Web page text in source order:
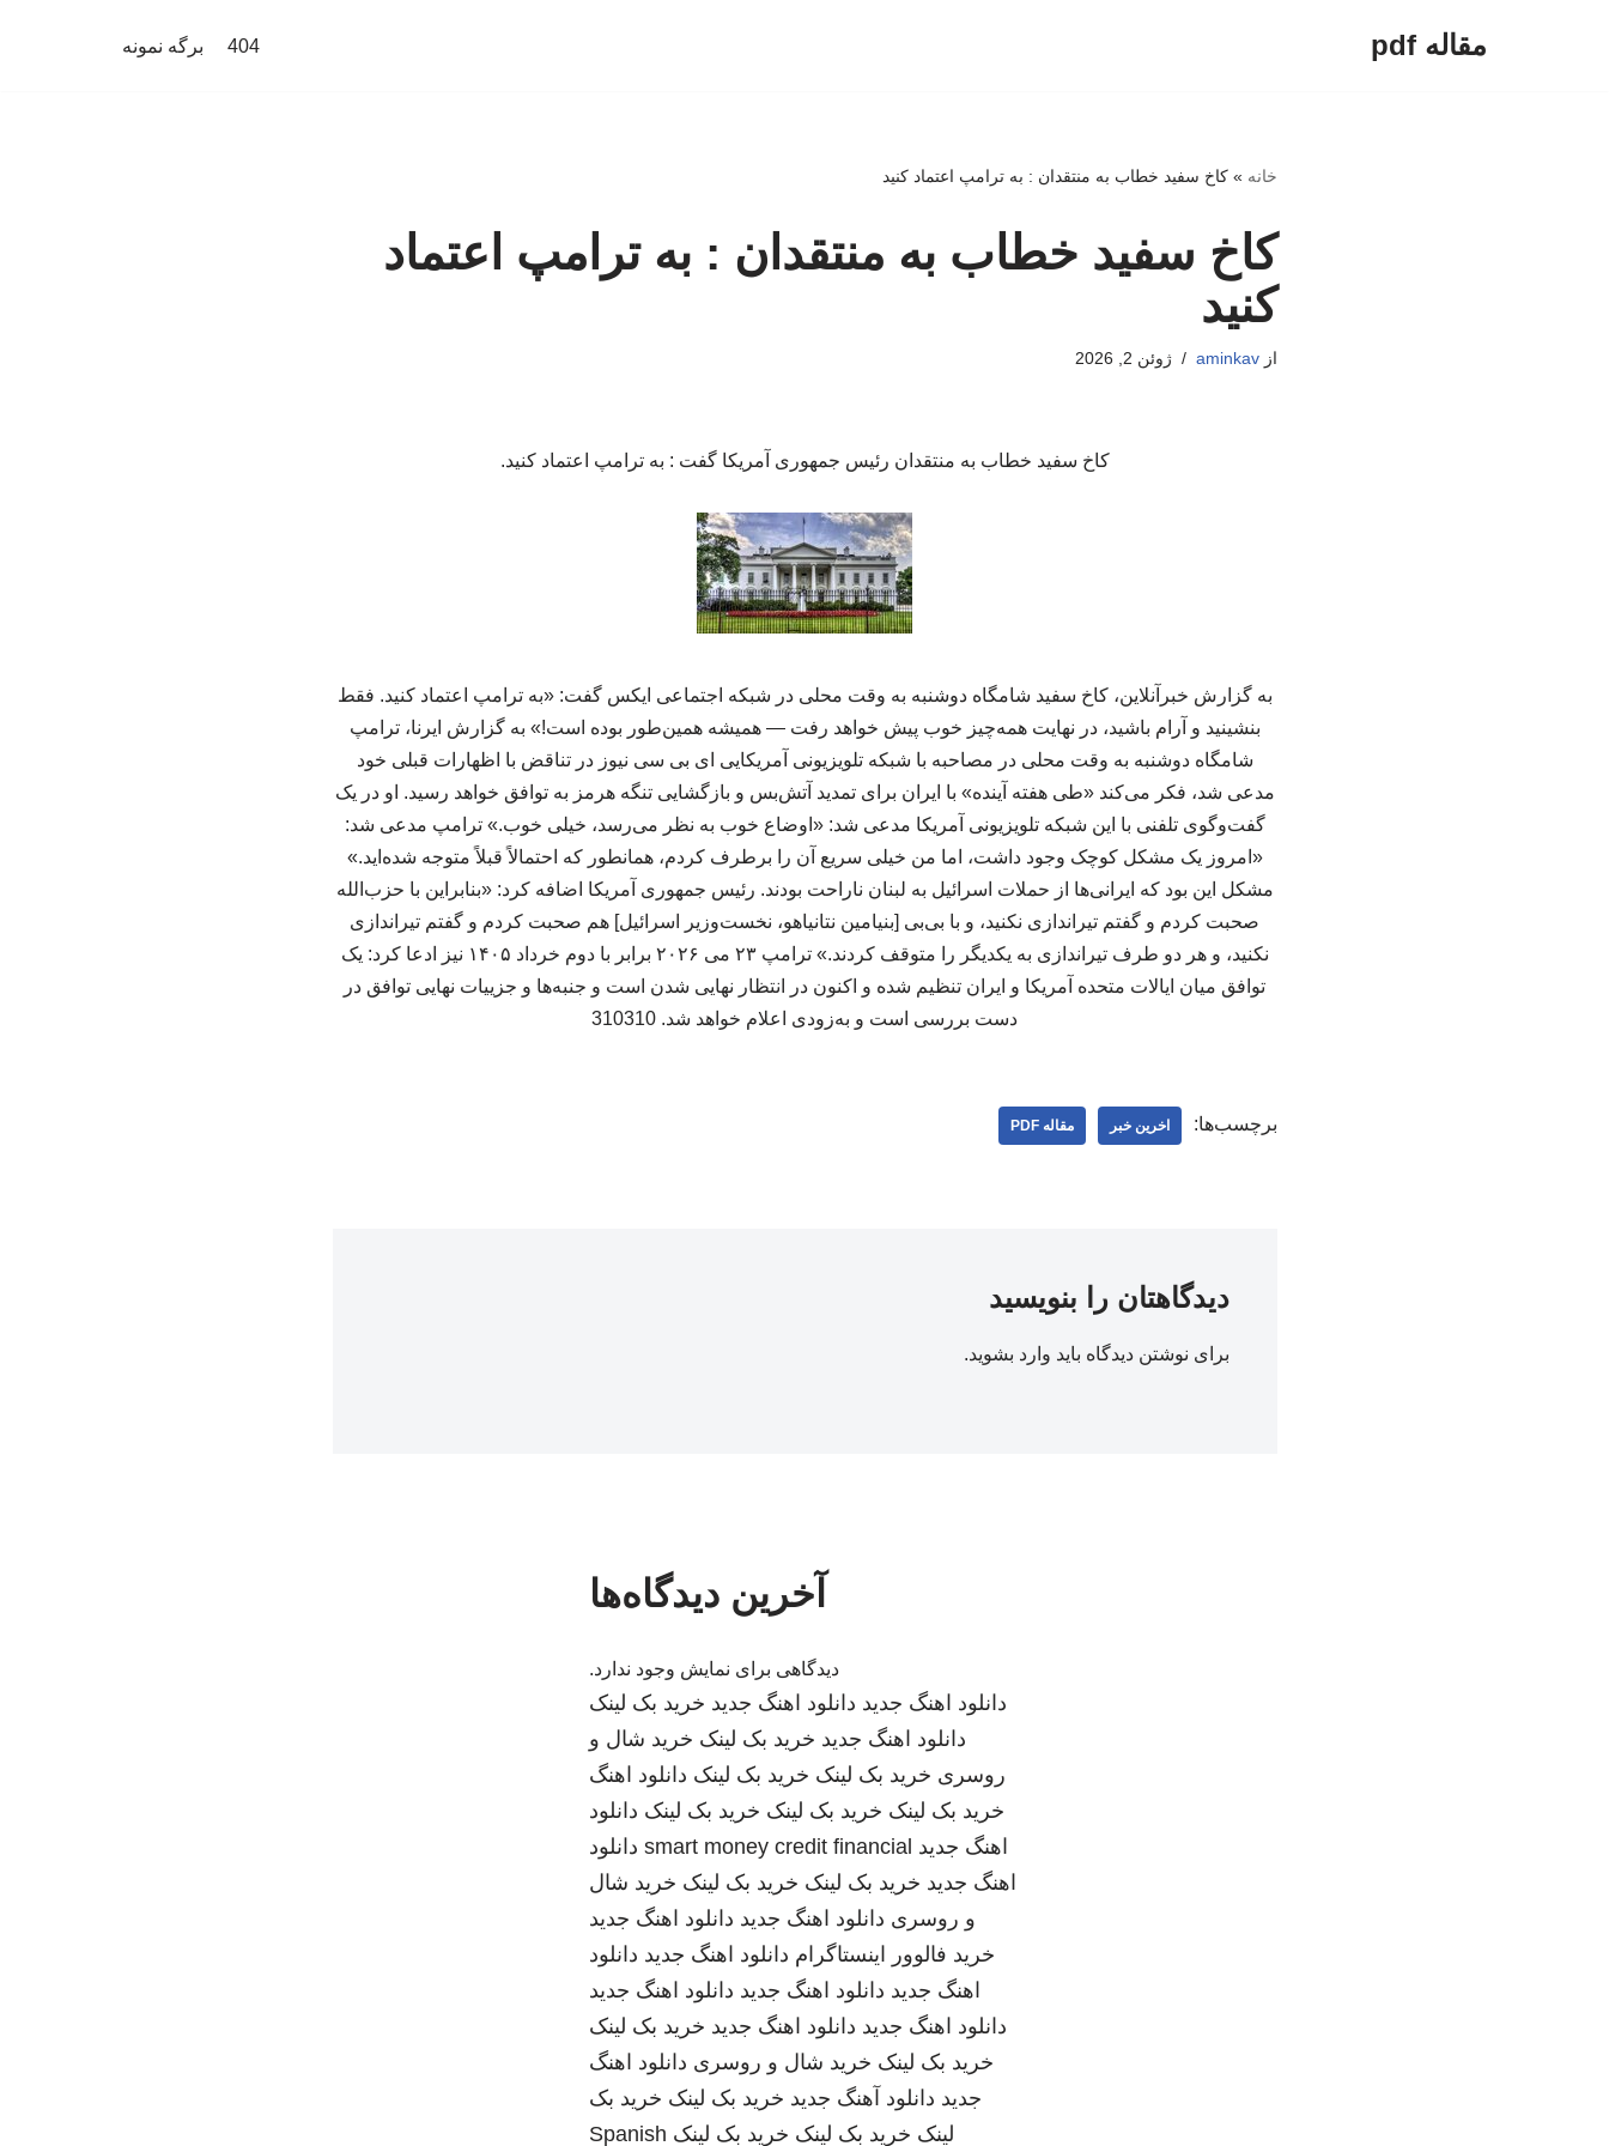
مقاله pdf 404 برگه نمونه
خانه »کاخ سفید خطاب به منتقدان : به ترامپ اعتماد کنید
کاخ سفید خطاب به منتقدان : به ترامپ اعتماد
کنید
ازaminkav ژوئن 2, 2026
کاخ سفید خطاب به منتقدان رئیس جمهوری آمریکا گفت : به ترامپ اعتماد کنید.
به گزارش خبرآنلاین، کاخ سفید شامگاه دوشنبه به وقت محلی در شبکه اجتماعی ایکس گفت: «به ترامپ اعتماد کنید. فقط
بنشینید و آرام باشید، در نهایت همه‌چیز خوب پیش خواهد رفت — همیشه همین‌طور بوده است!» به گزارش ایرنا، ترامپ
شامگاه دوشنبه به وقت محلی در مصاحبه با شبکه تلویزیونی آمریکایی ای بی سی نیوز در تناقض با اظهارات قبلی خود
مدعی شد، فکر می‌کند «طی هفته آینده» با ایران برای تمدید آتش‌بس و بازگشایی تنگه هرمز به توافق خواهد رسید. او در یک
گفت‌وگوی تلفنی با این شبکه تلویزیونی آمریکا مدعی شد: «اوضاع خوب به نظر می‌رسد، خیلی خوب.» ترامپ مدعی شد:
«امروز یک مشکل کوچک وجود داشت، اما من خیلی سریع آن را برطرف کردم، همانطور که احتمالاً قبلاً متوجه شده‌اید.»
مشکل این بود که ایرانی‌ها از حملات اسرائیل به لبنان ناراحت بودند. رئیس جمهوری آمریکا اضافه کرد: «بنابراین با حزب‌الله
صحبت کردم و گفتم تیراندازی نکنید، و با بی‌بی [بنیامین نتانیاهو، نخست‌وزیر اسرائیل] هم صحبت کردم و گفتم تیراندازی
نکنید، و هر دو طرف تیراندازی به یکدیگر را متوقف کردند.» ترامپ ۲۳ می ۲۰۲۶ برابر با دوم خرداد ۱۴۰۵ نیز ادعا کرد: یک
توافق میان ایالات متحده آمریکا و ایران تنظیم شده و اکنون در انتظار نهایی شدن است و جنبه‌ها و جزییات نهایی توافق در
دست بررسی است و به‌زودی اعلام خواهد شد. 310310
برچسب‌ها: اخرین خبر مقاله PDF
دیدگاهتان را بنویسید
برای نوشتن دیدگاه باید وارد بشوید.
آخرین دیدگاه‌ها
دیدگاهی برای نمایش وجود ندارد.
دانلود اهنگ جدید دانلود اهنگ جدید خرید بک لینک
دانلود اهنگ جدید خرید بک لینک خرید شال و
روسری خرید بک لینک خرید بک لینک دانلود اهنگ
خرید بک لینک خرید بک لینک خرید بک لینک دانلود
اهنگ جدید smart money credit financial دانلود
اهنگ جدید خرید بک لینک خرید بک لینک خرید شال
و روسری دانلود اهنگ جدید دانلود اهنگ جدید
خرید فالوور اینستاگرام دانلود اهنگ جدید دانلود
اهنگ جدید دانلود اهنگ جدید دانلود اهنگ جدید
دانلود اهنگ جدید دانلود اهنگ جدید خرید بک لینک
خرید بک لینک خرید شال و روسری دانلود اهنگ
جدید دانلود آهنگ جدید خرید بک لینک خرید بک
لینک خرید بک لینک خرید بک لینک Spanish